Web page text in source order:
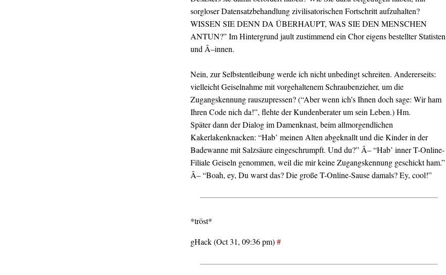
sorgloser Datensatzbehandlung zivilisatorischen Fortschritt aufzuhalten?
WISSEN SIE DENN DA ÜBERHAUPT, WAS SIE DEN MENSCHEN
ANTUN?” Im Hintergrund jault zustimmend ein Chor eigens bestellter Statisten
und Â–innen.
Nein, zur Selbstentleibung werde ich nicht unbedingt schreiten. Andererseits:
vielleicht Geiselnahme mit vorgehaltenem Schraubenzieher, um die
Zugangskennung rauszupressen? (“Aber wenn ich’s Ihnen doch sage: Wir ham
Ihren Code nich da!”, flehte der Kundenberater um sein Leben.) Hm.
Später dann der Dialog im Damenknast, beim allmorgendlichen
Kakerlakenknacken: “Hab’ meinen Alten abgeknallt und die Kinder in der
Badewanne mit Salzsäure eingeschrumpft. Und du?” Â– “Hab’ inner T-Online-
Filiale Geiseln genommen, weil die mir keine Zugangskennung geschickt ham.”
Â– “Boah, ey, Du warst das? Die große T-Online-Sause damals? Ey, cool!”
*tröst*
gHack (Oct 31, 09:36 pm)#